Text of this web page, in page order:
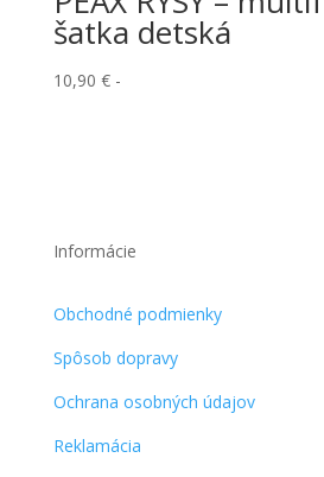
šatka detská
10,90 € -
Informácie
Obchodné podmienky
Spôsob dopravy
Ochrana osobných údajov
Reklamácia